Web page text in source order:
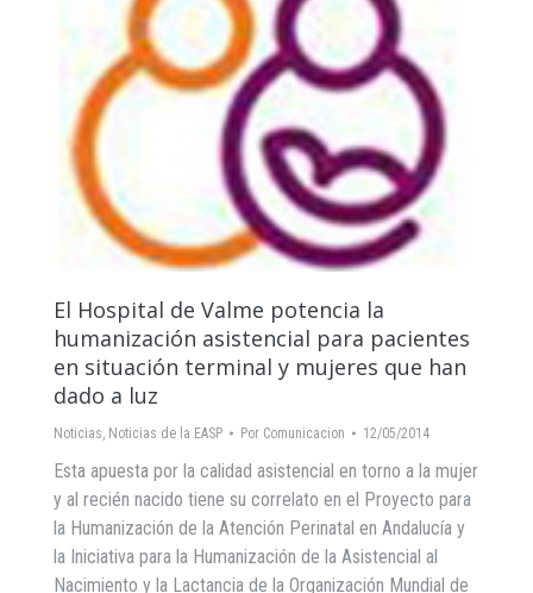
El Hospital de Valme potencia la
humanización asistencial para pacientes
en situación terminal y mujeres que han
dado a luz
Noticias, Noticias de la EASP Por Comunicacion 12/05/2014
Esta apuesta por la calidad asistencial en torno a la mujer
y al recién nacido tiene su correlato en el Proyecto para
la Humanización de la Atención Perinatal en Andalucía y
la Iniciativa para la Humanización de la Asistencial al
Nacimiento y la Lactancia de la Organización Mundial de